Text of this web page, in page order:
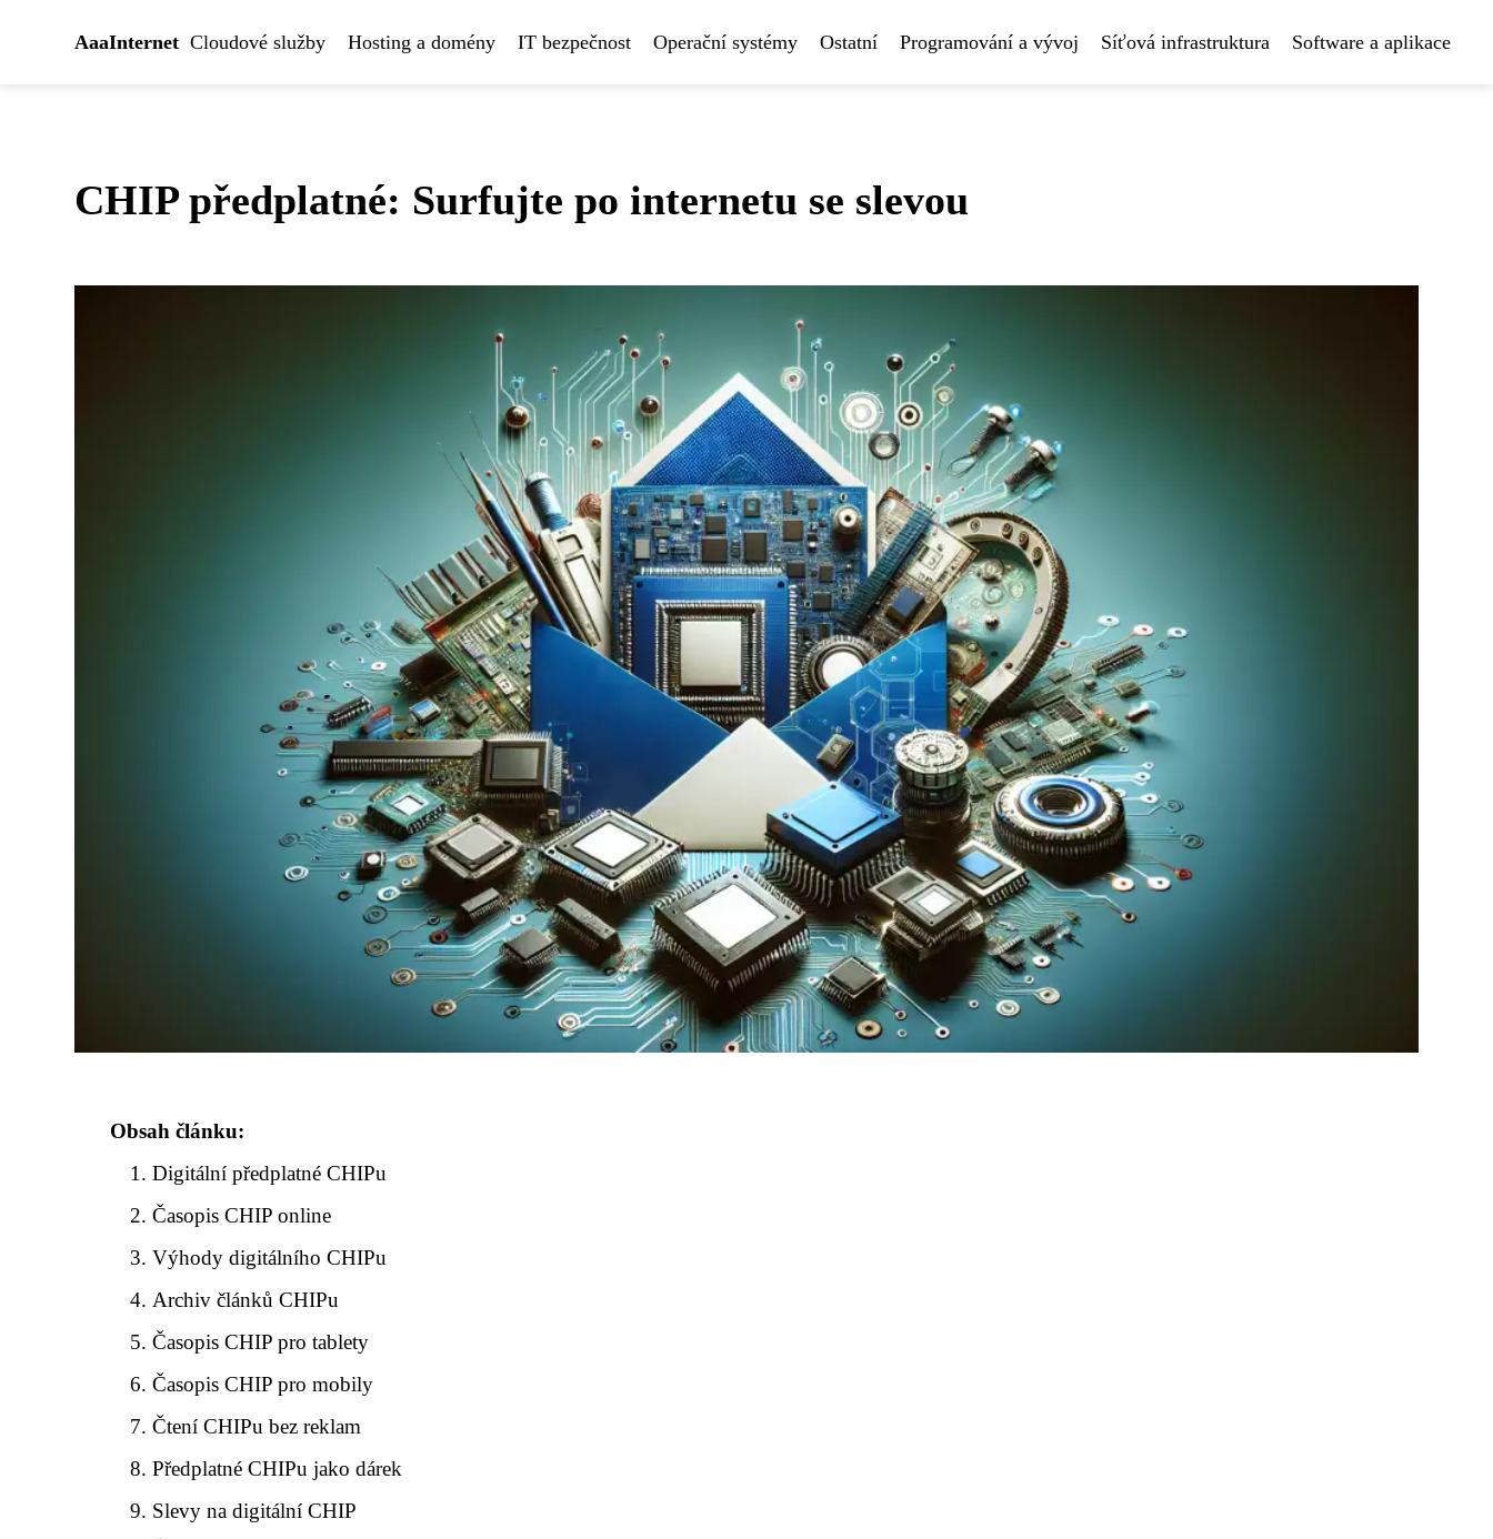
AaaInternet Cloudové služby Hosting a domény IT bezpečnost Operační systémy Ostatní Programování a vývoj Síťová infrastruktura Software a aplikace
CHIP předplatné: Surfujte po internetu se slevou
Obsah článku:
Digitální předplatné CHIPu
Časopis CHIP online
Výhody digitálního CHIPu
Archiv článků CHIPu
Časopis CHIP pro tablety
Časopis CHIP pro mobily
Čtení CHIPu bez reklam
Předplatné CHIPu jako dárek
Slevy na digitální CHIP